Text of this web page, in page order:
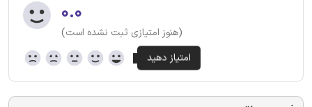
۰.۰
(هنوز امتیازی ثبت نشده است)